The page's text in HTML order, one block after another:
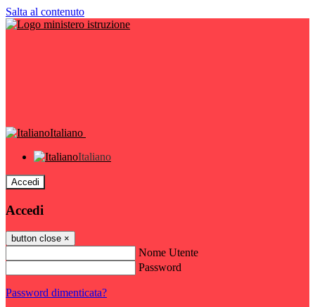
Salta al contenuto
Italiano
Italiano
Accedi
Accedi
button close ×
Nome Utente
Password
Password dimenticata?